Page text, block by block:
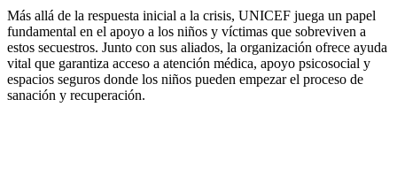
Más allá de la respuesta inicial a la crisis, UNICEF juega un papel
fundamental en el apoyo a los niños y víctimas que sobreviven a
estos secuestros. Junto con sus aliados, la organización ofrece ayuda
vital que garantiza acceso a atención médica, apoyo psicosocial y
espacios seguros donde los niños pueden empezar el proceso de
sanación y recuperación.